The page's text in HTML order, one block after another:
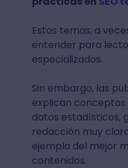
Estos temas, a
entender para
especializados.
Sin embargo, las
explican
datos estadísticos,
redacción muy
ejemplo del mejor
contenidos.